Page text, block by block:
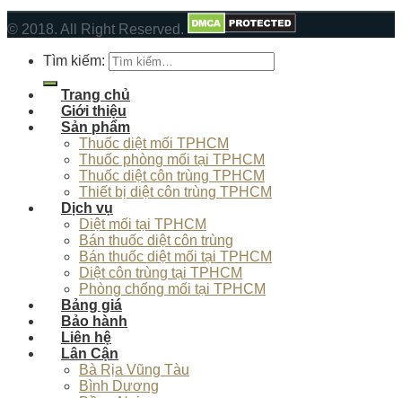
© 2018. All Right Reserved.
Tìm kiếm:
Trang chủ
Giới thiệu
Sản phẩm
Thuốc diệt mối TPHCM
Thuốc phòng mối tại TPHCM
Thuốc diệt côn trùng TPHCM
Thiết bị diệt côn trùng TPHCM
Dịch vụ
Diệt mối tại TPHCM
Bán thuốc diệt côn trùng
Bán thuốc diệt mối tại TPHCM
Diệt côn trùng tại TPHCM
Phòng chống mối tại TPHCM
Bảng giá
Bảo hành
Liên hệ
Lân Cận
Bà Rịa Vũng Tàu
Bình Dương